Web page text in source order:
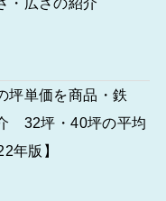
坪単価を商品・鉄
32坪・40坪の平均
年版】